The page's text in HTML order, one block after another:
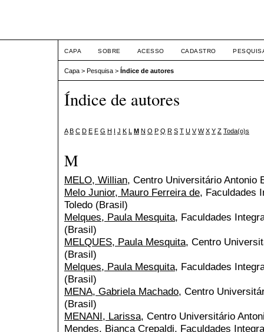
CAPA SOBRE ACESSO CADASTRO
Capa > Pesquisa > Índice de autores
Índice de autores
A B C D E F G H I J K L M N O P Q R S T U V W X Y Z Toda(o)s
M
MELO, Willian, Centro Universitário Antonio
Melo Junior, Mauro Ferreira de, Faculdades
Toledo (Brasil)
Melques, Paula Mesquita, Faculdades
(Brasil)
MELQUES, Paula Mesquita, Centro
(Brasil)
Melques, Paula Mesquita, Faculdades
(Brasil)
MENA, Gabriela Machado, Centro
(Brasil)
MENANI, Larissa, Centro Universitário
Mendes, Bianca Crepaldi, Faculdades